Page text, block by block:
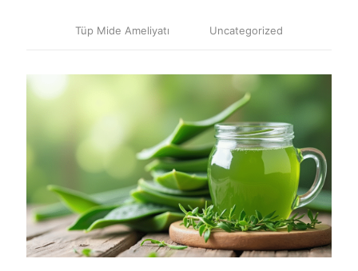
Tüp Mide Ameliyatı Uncategorized